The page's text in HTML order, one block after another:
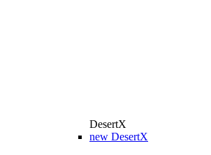
DesertX
new DesertX